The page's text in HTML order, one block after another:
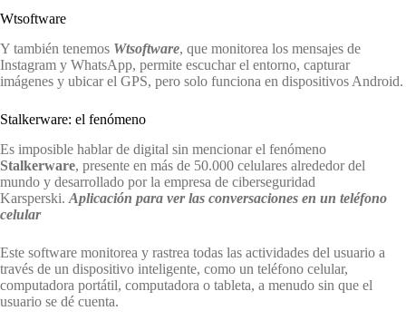
Wtsoftware
Y también tenemos Wtsoftware, que monitorea los mensajes de
Instagram y WhatsApp, permite escuchar el entorno, capturar
imágenes y ubicar el GPS, pero solo funciona en dispositivos Android.
Stalkerware: el fenómeno
Es imposible hablar de digital sin mencionar el fenómeno
Stalkerware, presente en más de 50.000 celulares alrededor del
mundo y desarrollado por la empresa de ciberseguridad
Karsperski. Aplicación para ver las conversaciones en un teléfono
celular
Este software monitorea y rastrea todas las actividades del usuario a
través de un dispositivo inteligente, como un teléfono celular,
computadora portátil, computadora o tableta, a menudo sin que el
usuario se dé cuenta.